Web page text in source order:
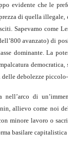
evidente che le
di quella illegale,
Sapevamo come
avanzato) di
dominante. La
debolezze
nell’arco di
allievo come noi
minore lavoro o
basilare